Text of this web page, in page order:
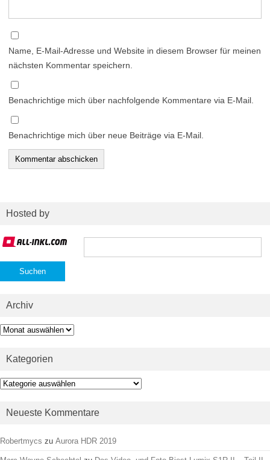
Name, E-Mail-Adresse und Website in diesem Browser für meinen
nächsten Kommentar speichern.
Benachrichtige mich über nachfolgende Kommentare via E-Mail.
Benachrichtige mich über neue Beiträge via E-Mail.
Hosted by
Suchen
Archiv
Archiv
Kategorien
Kategorien
Neueste Kommentare
Robertmycs zu Aurora HDR 2019